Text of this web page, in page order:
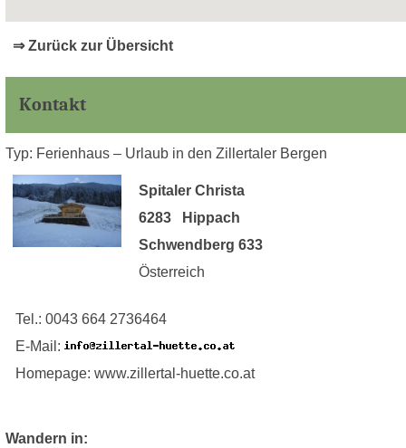
⇒ Zurück zur Übersicht
Kontakt
Typ: Ferienhaus – Urlaub in den Zillertaler Bergen
Spitaler Christa
6283 Hippach
Schwendberg 633
Österreich
Tel.: 0043 664 2736464
E-Mail:
Homepage: www.zillertal-huette.co.at
Wandern in: